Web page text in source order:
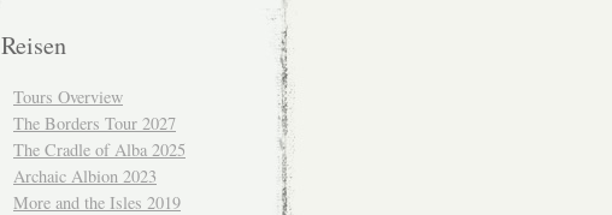
Reisen
Tours Overview
The Borders Tour 2027
The Cradle of Alba 2025
Archaic Albion 2023
More and the Isles 2019